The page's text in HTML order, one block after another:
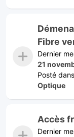
Fibre
Dernier
21
Posté dans
Optique
Accès
Dernier